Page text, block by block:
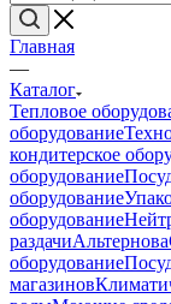
Главная
—
Каталог
Тепловое
оборудование
кондитерское
оборудование
оборудование
оборудование
раздачиАльтернова
оборудование
магазинов